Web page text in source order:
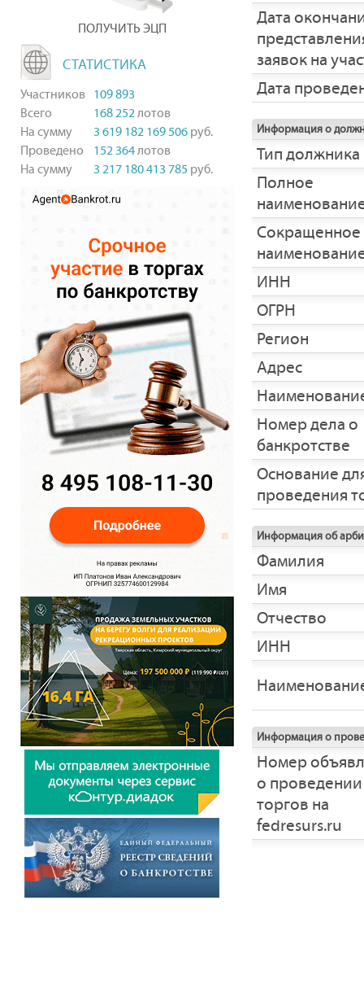
ПОЛУЧИТЬ ЭЦП
СТАТИСТИКА
Участников 109 893
Всего
168 252лотов
На сумму
3 619 182 169 506 руб.
Проведено
152 364лотов
На сумму
3 217 180 413 785 руб.
Дата
заявок на
Дата
Информация о
Тип должника
Полное
Сокращенное
ИНН
ОГРН
Регион
Адрес
Номер дела о
банкротстве
Основание
проведения
Информация об
Фамилия
Имя
Отчество
ИНН
Информация о
Номер
о проведении
торгов на
fedresurs.ru